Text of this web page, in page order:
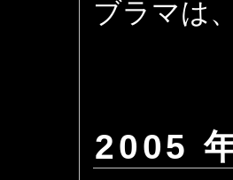
ブラマは
2005